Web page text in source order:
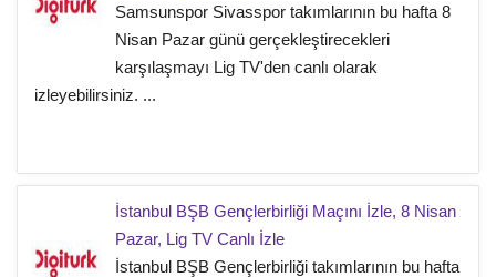
Samsunspor Sivasspor takımlarının bu hafta 8
Nisan Pazar günü gerçekleştirecekleri
karşılaşmayı Lig TV'den canlı olarak
izleyebilirsiniz. ...
İstanbul BŞB Gençlerbirliği Maçını İzle, 8 Nisan
Pazar, Lig TV Canlı İzle
İstanbul BŞB Gençlerbirliği takımlarının bu hafta